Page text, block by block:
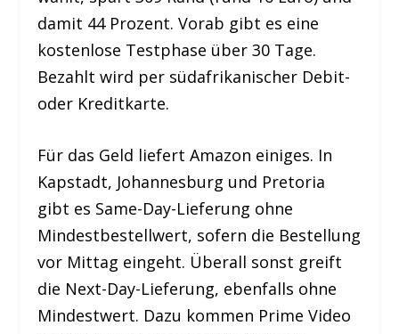
damit 44 Prozent. Vorab gibt es eine
kostenlose Testphase über 30 Tage.
Bezahlt wird per südafrikanischer Debit-
oder Kreditkarte.
Für das Geld liefert Amazon einiges. In
Kapstadt, Johannesburg und Pretoria
gibt es Same-Day-Lieferung ohne
Mindestbestellwert, sofern die Bestellung
vor Mittag eingeht. Überall sonst greift
die Next-Day-Lieferung, ebenfalls ohne
Mindestwert. Dazu kommen Prime Video